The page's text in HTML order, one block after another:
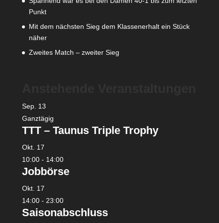
Punkt
Mit dem nächsten Sieg dem Klassenerhalt ein Stück
näher
Zweites Match – zweiter Sieg
Sep. 13
Ganztägig
TTT – Taunus Triple Trophy
Okt. 17
10:00- 14:00
Jobbörse
Okt. 17
14:00- 23:00
Saisonabschluss